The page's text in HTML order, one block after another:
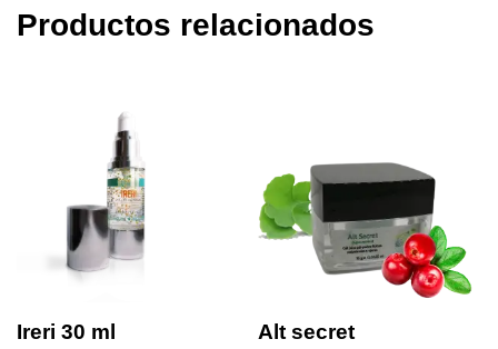
Productos relacionados
Ireri 30 ml Alt secret